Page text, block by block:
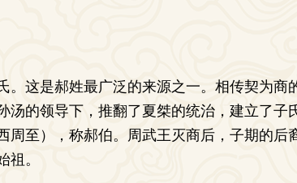
这是郝姓最广泛的来源之一。相传契为商
的领导下，推翻了夏桀的统治，建立了子
至），称郝伯。周武王灭商后，子期的后
。